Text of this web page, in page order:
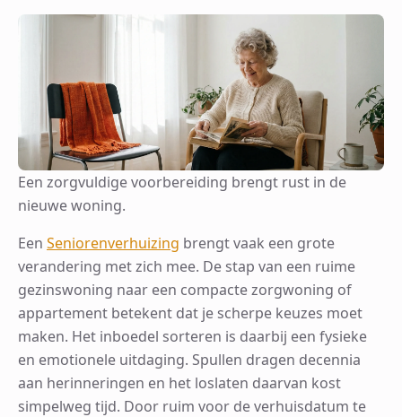
Een zorgvuldige voorbereiding brengt rust in de
nieuwe woning.
Een Seniorenverhuizing brengt vaak een grote
verandering met zich mee. De stap van een ruime
gezinswoning naar een compacte zorgwoning of
appartement betekent dat je scherpe keuzes moet
maken. Het inboedel sorteren is daarbij een fysieke
en emotionele uitdaging. Spullen dragen decennia
aan herinneringen en het loslaten daarvan kost
simpelweg tijd. Door ruim voor de verhuisdatum te